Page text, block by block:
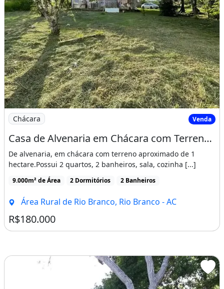
Imagem: Casa de Alvenaria em Chácara com Terreno
Chácara Venda
Casa de Alvenaria em Chácara com Terreno Aproximado de 1 Hectare
De alvenaria, em chácara com terreno aproximado de 1
hectare.Possui 2 quartos, 2 banheiros, sala, cozinha [...]
9.000m² de Área 2 Dormitórios 2 Banheiros
Área Rural de Rio Branco, Rio Branco - AC
R$180.000